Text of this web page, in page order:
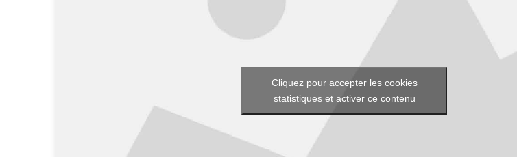
Cliquez pour accepter les cookies
statistiques et activer ce contenu